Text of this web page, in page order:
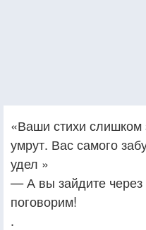
«Ваши стихи
умрут. Вас самого
удел »
— А вы зайдите через
поговорим!
.